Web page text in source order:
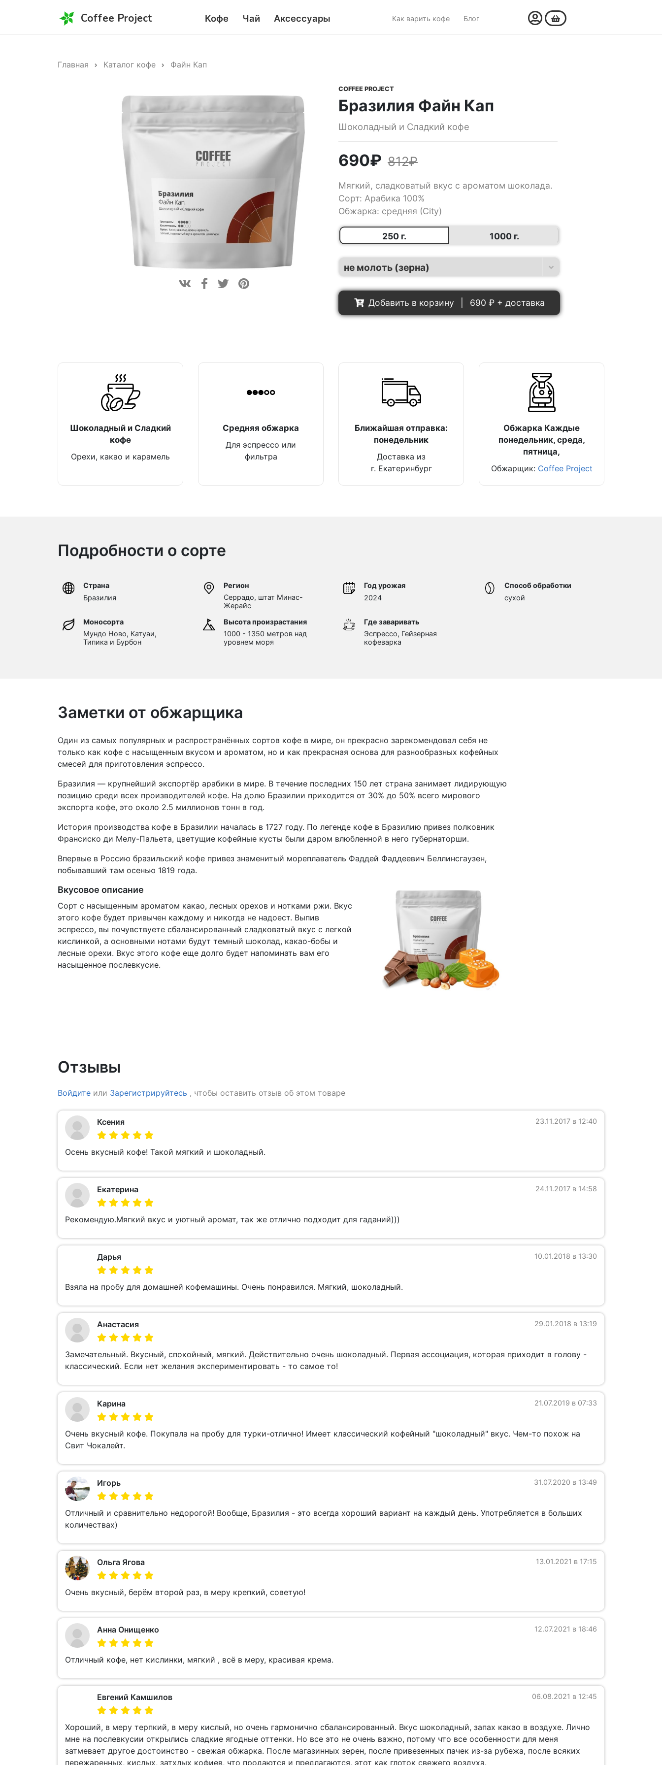
Coffee Project Кофе Чай Аксессуары Как варить кофе Блог
Главная Каталог кофе Файн Кап
COFFEE PROJECT
Бразилия Файн Кап
Шоколадный и Сладкий кофе
690₽ 812₽
Мягкий, сладковатый вкус с ароматом шоколада.
Сорт: Арабика 100%
Обжарка: средняя (Сity)
250 г. 1000 г.
Добавить в корзину 690 ₽ + доставка
Шоколадный и Сладкий
кофе
Орехи, какао и карамель
Средняя обжарка
Для эспрессо или
фильтра
Ближайшая отправка:
понедельник
Доставка из
г. Екатеринбург
Обжарка Каждые
понедельник, среда,
пятница,
Обжарщик: Coffee Project
Подробности о сорте
Страна
Бразилия
Регион
Серрадо, штат Минас-
Жерайс
Год урожая
2024
Способ обработки
сухой
Моносорта
Мундо Ново, Катуаи,
Типика и Бурбон
Высота произрастания
1000 - 1350 метров над
уровнем моря
Где заваривать
Эспрессо, Гейзерная
кофеварка
Заметки от обжарщика
Один из самых популярных и распространённых сортов кофе в мире, он прекрасно зарекомендовал себя не
только как кофе с насыщенным вкусом и ароматом, но и как прекрасная основа для разнообразных кофейных
смесей для приготовления эспрессо.
Бразилия — крупнейший экспортёр арабики в мире. В течение последних 150 лет страна занимает лидирующую
позицию среди всех производителей кофе. На долю Бразилии приходится от 30% до 50% всего мирового
экспорта кофе, это около 2.5 миллионов тонн в год.
История производства кофе в Бразилии началась в 1727 году. По легенде кофе в Бразилию привез полковник
Франсиско ди Мелу-Пальета, цветущие кофейные кусты были даром влюбленной в него губернаторши.
Впервые в Россию бразильский кофе привез знаменитый мореплаватель Фаддей Фаддеевич Беллинсгаузен,
побывавший там осенью 1819 года.
Вкусовое описание
Сорт с насыщенным ароматом какао, лесных орехов и нотками ржи. Вкус
этого кофе будет привычен каждому и никогда не надоест. Выпив
эспрессо, вы почувствуете сбалансированный сладковатый вкус с легкой
кислинкой, а основными нотами будут темный шоколад, какао-бобы и
лесные орехи. Вкус этого кофе еще долго будет напоминать вам его
насыщенное послевкусие.
Отзывы
Войдите или Зарегистрируйтесь , чтобы оставить отзыв об этом товаре
Ксения 23.11.2017 в 12:40
Осень вкусный кофе! Такой мягкий и шоколадный.
Екатерина 24.11.2017 в 14:58
Рекомендую.Мягкий вкус и уютный аромат, так же отлично подходит для гаданий)))
Дарья 10.01.2018 в 13:30
Взяла на пробу для домашней кофемашины. Очень понравился. Мягкий, шоколадный.
Анастасия 29.01.2018 в 13:19
Замечательный. Вкусный, спокойный, мягкий. Действительно очень шоколадный. Первая ассоциация, которая приходит в голову -
классический. Если нет желания экспериментировать - то самое то!
Карина 21.07.2019 в 07:33
Очень вкусный кофе. Покупала на пробу для турки-отлично! Имеет классический кофейный "шоколадный" вкус. Чем-то похож на
Свит Чокалейт.
Игорь 31.07.2020 в 13:49
Отличный и сравнительно недорогой! Вообще, Бразилия - это всегда хороший вариант на каждый день. Употребляется в больших
количествах)
Ольга Ягова 13.01.2021 в 17:15
Очень вкусный, берём второй раз, в меру крепкий, советую!
Анна Онищенко 12.07.2021 в 18:46
Отличный кофе, нет кислинки, мягкий , всё в меру, красивая крема.
Евгений Камшилов 06.08.2021 в 12:45
Хороший, в меру терпкий, в меру кислый, но очень гармонично сбалансированный. Вкус шоколадный, запах какао в воздухе. Лично
мне на послевкусии открылись сладкие ягодные оттенки. Но все это не очень важно, потому что все особенности для меня
затмевает другое достоинство - свежая обжарка. После магазинных зерен, после привезенных пачек из-за рубежа, после всяких
пережаренных, кислых, затхлых кофиев, что продаются и предлагаются, этот как глоток свежего воздуха.